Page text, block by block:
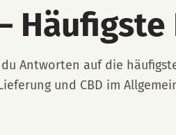
Häufigste
Antworten auf die
und CBD im